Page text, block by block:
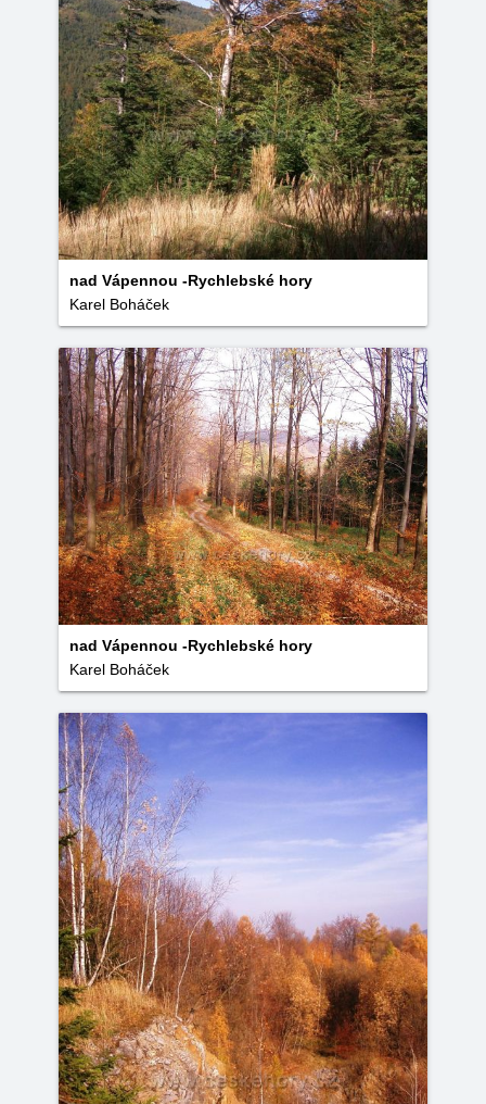
nad Vápennou -Rychlebské hory
Karel Boháček
nad Vápennou -Rychlebské hory
Karel Boháček